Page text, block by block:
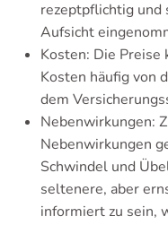
rezeptpflichtig
Aufsicht
Kosten: Die Preise
Kosten häufig von
dem
Nebenwirkungen:
Nebenwirkungen
Schwindel und
seltenere, aber
informiert zu sein,